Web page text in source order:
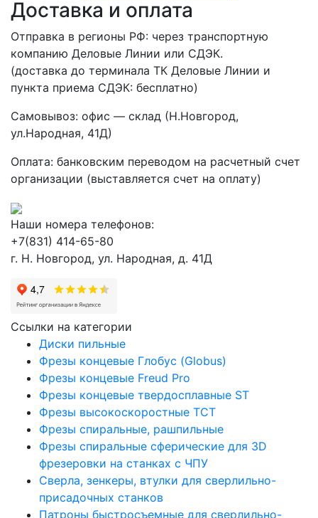
Доставка и оплата
Отправка в регионы РФ: через транспортную
компанию Деловые Линии или СДЭК.
(доставка до терминала ТК Деловые Линии и
пункта приема СДЭК: бесплатно)
Самовывоз: офис — склад (Н.Новгород,
ул.Народная, 41Д)
Оплата: банковским переводом на расчетный счет
организации (выставляется счет на оплату)
Наши номера телефонов:
+7(831) 414-65-80
г. Н. Новгород, ул. Народная, д. 41Д
Ссылки на категории
Диски пильные
Фрезы концевые Глобус (Globus)
Фрезы концевые Freud Pro
Фрезы концевые твердосплавные ST
Фрезы высокоскоростные ТСТ
Фрезы спиральные, рашпильные
Фрезы спиральные сферические для 3D
фрезеровки на станках с ЧПУ
Сверла, зенкеры, втулки для сверлильно-
присадочных станков
Патроны быстросъемные для сверлильно-